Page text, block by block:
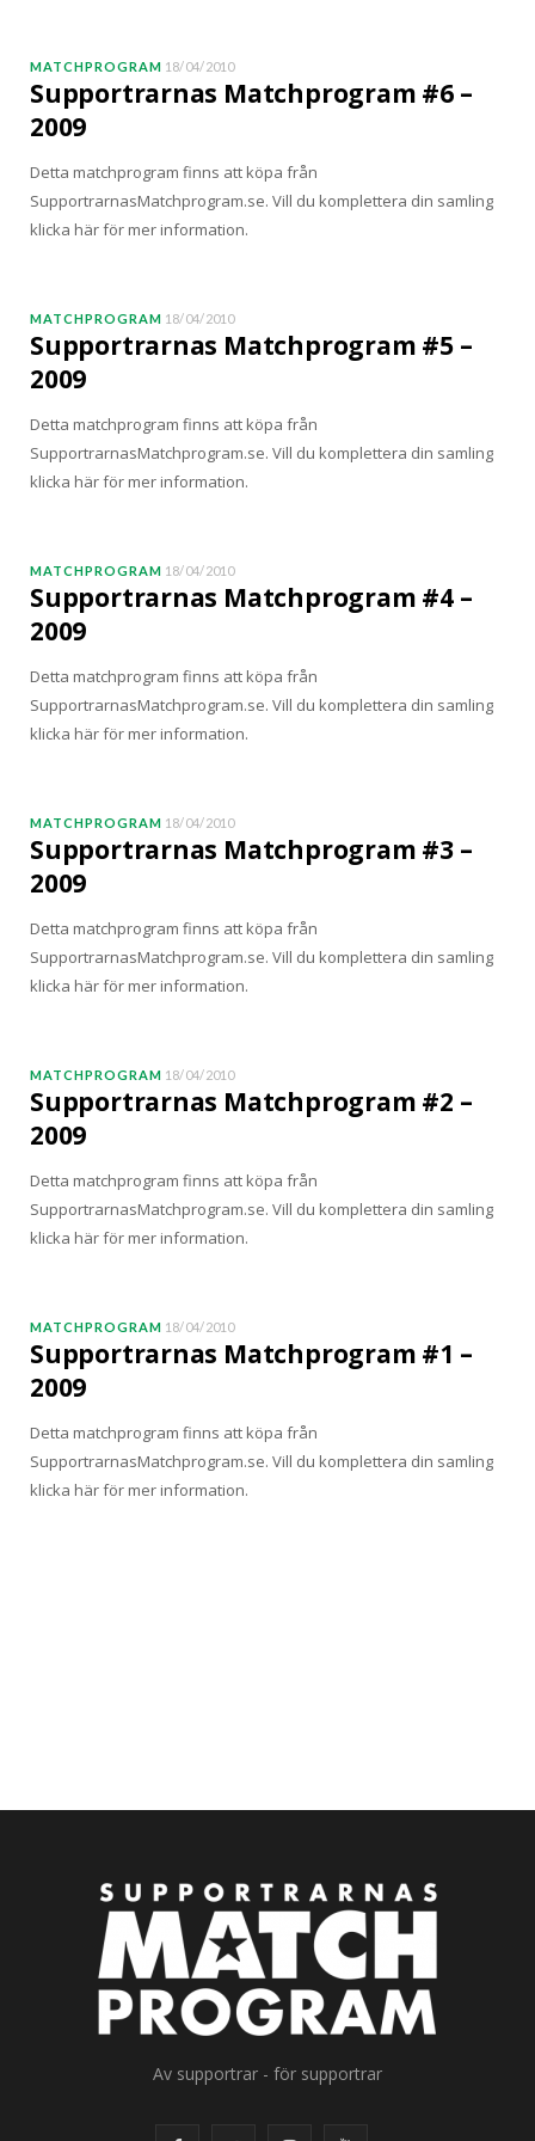
MATCHPROGRAM 18/04/2010
Supportrarnas Matchprogram #6 –
2009
Detta matchprogram finns att köpa från
SupportrarnasMatchprogram.se. Vill du komplettera din samling
klicka här för mer information.
MATCHPROGRAM 18/04/2010
Supportrarnas Matchprogram #5 –
2009
Detta matchprogram finns att köpa från
SupportrarnasMatchprogram.se. Vill du komplettera din samling
klicka här för mer information.
MATCHPROGRAM 18/04/2010
Supportrarnas Matchprogram #4 –
2009
Detta matchprogram finns att köpa från
SupportrarnasMatchprogram.se. Vill du komplettera din samling
klicka här för mer information.
MATCHPROGRAM 18/04/2010
Supportrarnas Matchprogram #3 –
2009
Detta matchprogram finns att köpa från
SupportrarnasMatchprogram.se. Vill du komplettera din samling
klicka här för mer information.
MATCHPROGRAM 18/04/2010
Supportrarnas Matchprogram #2 –
2009
Detta matchprogram finns att köpa från
SupportrarnasMatchprogram.se. Vill du komplettera din samling
klicka här för mer information.
MATCHPROGRAM 18/04/2010
Supportrarnas Matchprogram #1 –
2009
Detta matchprogram finns att köpa från
SupportrarnasMatchprogram.se. Vill du komplettera din samling
klicka här för mer information.
Av supportrar - för supportrar